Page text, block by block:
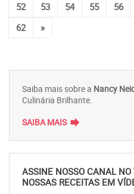
52
53 54 55 56
62
»
Saiba mais sobre a Nancy
Culinária Brilhante.
SAIBA MAIS forward
ASSINE NOSSO CANAL
NOSSAS RECEITAS EM